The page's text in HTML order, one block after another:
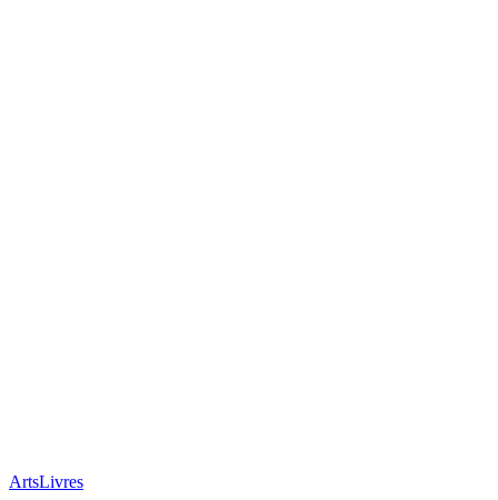
ArtsLivres